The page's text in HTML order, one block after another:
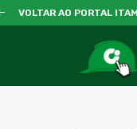
VOLTAR AO PORTAL